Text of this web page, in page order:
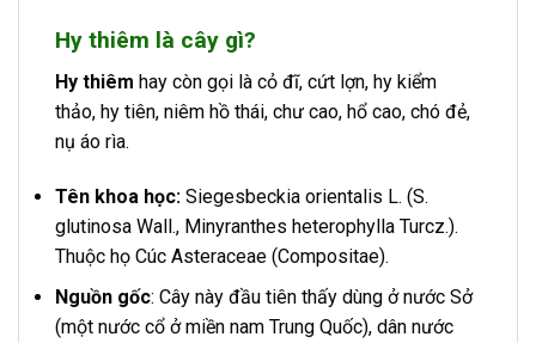
Hy thiêm là cây gì?
Hy thiêm hay còn gọi là cỏ đĩ, cứt lợn, hy kiểm
thảo, hy tiên, niêm hồ thái, chư cao, hổ cao, chó đẻ,
nụ áo rìa.
Tên khoa học: Siegesbeckia orientalis L. (S.
glutinosa Wall., Minyranthes heterophylla Turcz.).
Thuộc họ Cúc Asteraceae (Compositae).
Nguồn gốc: Cây này đầu tiên thấy dùng ở nước Sở
(một nước cổ ở miền nam Trung Quốc), dân nước